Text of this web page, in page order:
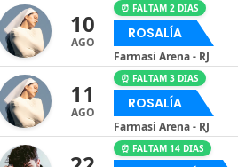
10
AGO
⏰ FALTAM 2 DIAS
ROSALÍA
Farmasi Arena - RJ
11
AGO
⏰ FALTAM 3 DIAS
ROSALÍA
Farmasi Arena - RJ
⏰ FALTAM 14 DIAS